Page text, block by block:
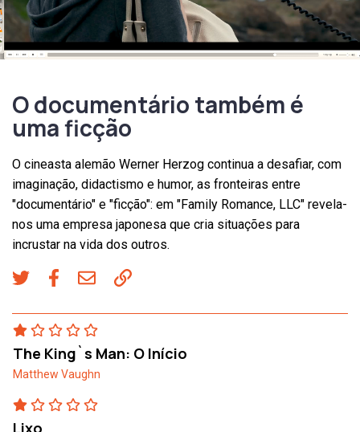
O documentário também é
uma ficção
O cineasta alemão Werner Herzog continua a desafiar, com
imaginação, didactismo e humor, as fronteiras entre
"documentário" e "ficção": em "Family Romance, LLC" revela-
nos uma empresa japonesa que cria situações para
incrustar na vida dos outros.
The King`s Man: O Início
Matthew Vaughn